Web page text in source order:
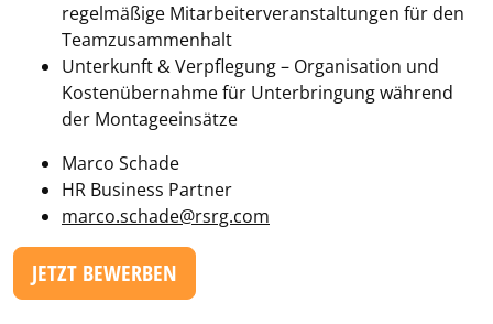
regelmäßige Mitarbeiterveranstaltungen für den
Teamzusammenhalt
Unterkunft & Verpflegung – Organisation und
Kostenübernahme für Unterbringung während
der Montageeinsätze
Marco Schade
HR Business Partner
marco.schade@rsrg.com
JETZT BEWERBEN